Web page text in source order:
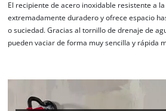
El recipiente de acero inoxidable resistente a
extremadamente duradero y ofrece espacio
o suciedad. Gracias al tornillo de drenaje de
pueden vaciar de forma muy sencilla y rápida